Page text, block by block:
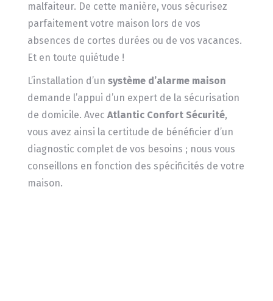
malfaiteur. De cette manière, vous sécurisez
parfaitement votre maison lors de vos
absences de cortes durées ou de vos vacances.
Et en toute quiétude !
L’installation d’un système d’alarme maison
demande l’appui d’un expert de la sécurisation
de domicile. Avec Atlantic Confort Sécurité,
vous avez ainsi la certitude de bénéficier d’un
diagnostic complet de vos besoins ; nous vous
conseillons en fonction des spécificités de votre
maison.